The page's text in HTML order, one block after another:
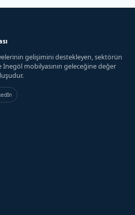
gelişimini destekleyen, sektörün
mobilyasının geleceğine değer